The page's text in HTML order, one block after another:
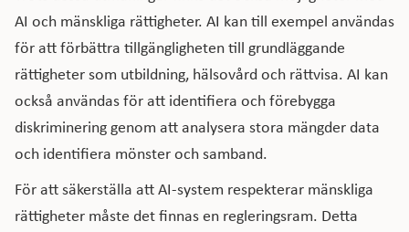
AI och mänskliga rättigheter. AI kan till exempel användas
för att förbättra tillgängligheten till grundläggande
rättigheter som utbildning, hälsovård och rättvisa. AI kan
också användas för att identifiera och förebygga
diskriminering genom att analysera stora mängder data
och identifiera mönster och samband.
För att säkerställa att AI-system respekterar mänskliga
rättigheter måste det finnas en regleringsram. Detta